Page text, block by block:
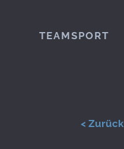
TEAMSPORT
< Zurück